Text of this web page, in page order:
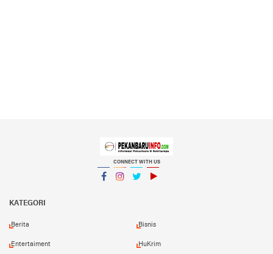
CONNECT WITH US
KATEGORI
Berita Bisnis
Entertaiment HuKrim